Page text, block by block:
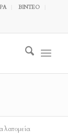
ΒΙΝΤΕΟ
λατομεία